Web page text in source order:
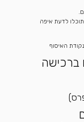
לדעת איפה
(חינם ברכישה